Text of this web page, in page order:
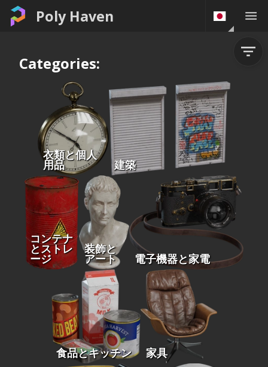
Poly Haven
Categories:
衣類と個人
用品 建築
コンテナ
とストレ
ージ
装飾と
アート 電子機器と家電
食品とキッチン 家具